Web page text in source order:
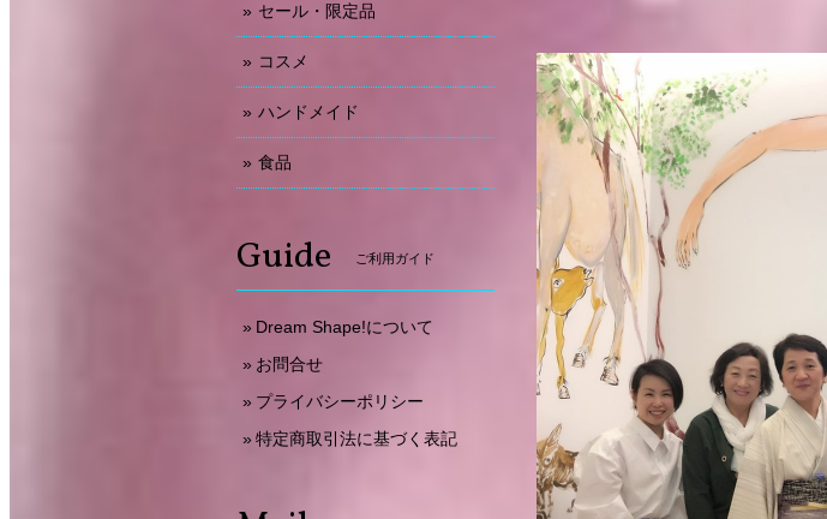
セール・限定品
コスメ
ハンドメイド
食品
Guide ご利用ガイド
Dream Shape!について
お問合せ
プライバシーポリシー
特定商取引法に基づく表記